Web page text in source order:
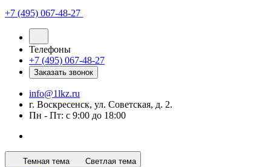
+7 (495) 067-48-27
Телефоны
+7 (495) 067-48-27
Заказать звонок
info@1lkz.ru
г. Воскресенск, ул. Советская, д. 2.
Пн - Пт: с 9:00 до 18:00
Темная тема Светлая тема